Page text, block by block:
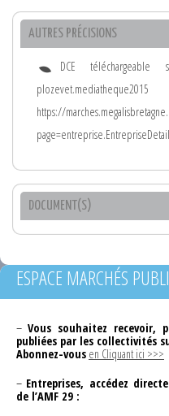
AUTRES PRÉCISIONS
DCE
plozevet.mediatheque2015
https://
DOCUMENT(S)
ESPACE MARCHÉS
– Vous souhaitez recevoir,
publiées par les collectivités
Abonnez-vous en Cliquant ici >>>
– Entreprises, accédez
de l’AMF 29 :